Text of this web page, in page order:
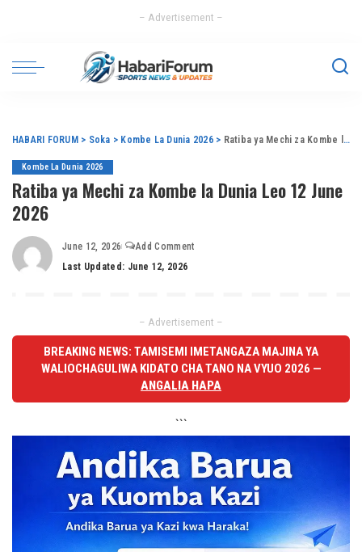
– Advertisement –
HABARI FORUM > Soka > Kombe La Dunia 2026> Ratiba ya Mechi za Kombe la Dunia Leo 12 June 2026
Kombe La Dunia 2026
Ratiba ya Mechi za Kombe la Dunia Leo 12 June
2026
June 12, 2026
Add Comment
Last Updated: June 12, 2026
– Advertisement –
BREAKING NEWS: TAMISEMI IMETANGAZA MAJINA YA
WALIOCHAGULIWA KIDATO CHA TANO NA VYUO 2026 —
ANGALIA HAPA
```